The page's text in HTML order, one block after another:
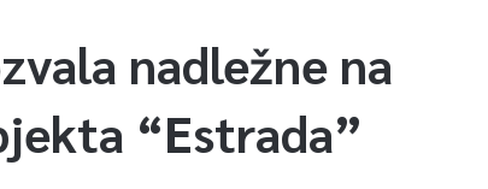
nadležne na
“Estrada”